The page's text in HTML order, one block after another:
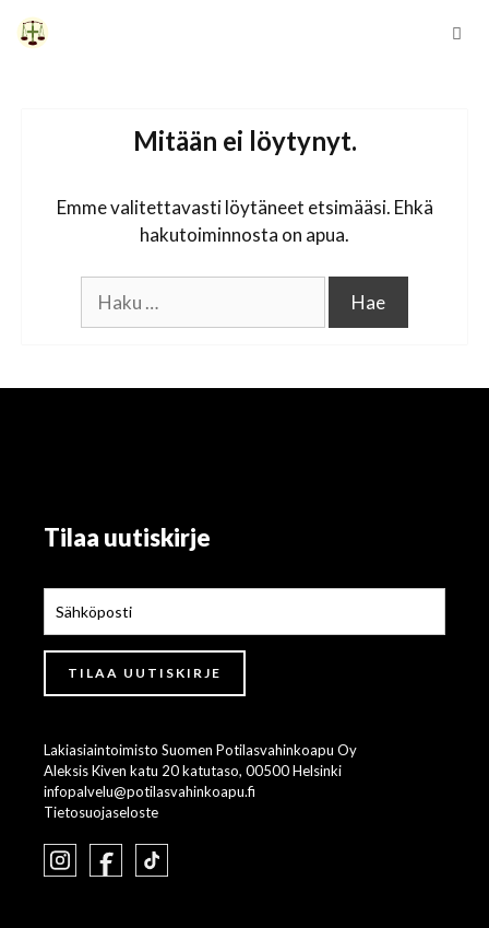
Siirry
sisältöön
Mitään ei löytynyt.
Emme valitettavasti löytäneet etsimääsi. Ehkä
hakutoiminnosta on apua.
Tilaa uutiskirje
Lakiasiaintoimisto Suomen Potilasvahinkoapu Oy
Aleksis Kiven katu 20 katutaso, 00500 Helsinki
infopalvelu@potilasvahinkoapu.fi
Tietosuojaseloste